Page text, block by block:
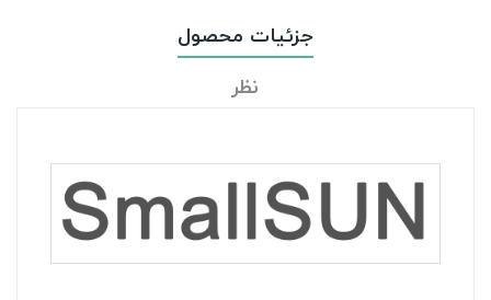
جزئیات محصول
نظر